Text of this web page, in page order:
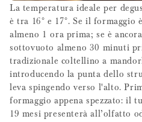
La temperatura ideale per
è tra 16° e 17°. Se il
almeno 1 ora prima; se è
sottovuoto almeno 30 minuti
tradizionale coltellino a
introducendo la punta dello
leva spingendo verso l'alto.
formaggio appena spezzato: il
19 mesi presenterà all’olfatto